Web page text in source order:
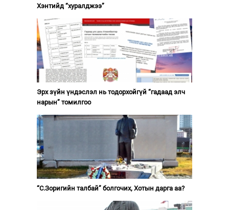
Хэнтийд “хуралджээ”
Эрх зүйн үндэслэл нь тодорхойгүй “гадаад элч
нарын” томилгоо
“С.Зоригийн талбай” болгочих, Хотын дарга аа?